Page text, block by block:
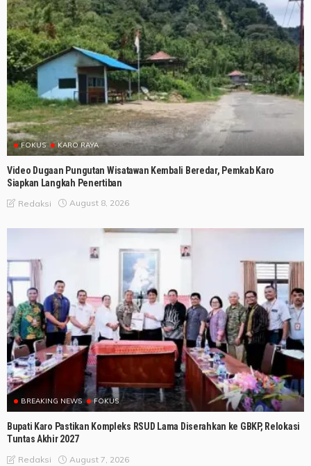
FOKUS KARO RAYA
Video Dugaan Pungutan Wisatawan Kembali Beredar, Pemkab Karo
Siapkan Langkah Penertiban
Redaksi August 8, 2026
BREAKING NEWS FOKUS
Bupati Karo Pastikan Kompleks RSUD Lama Diserahkan ke GBKP, Relokasi
Tuntas Akhir 2027
Redaksi August 7, 2026